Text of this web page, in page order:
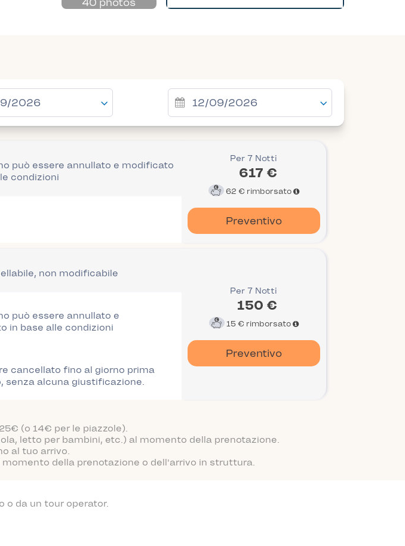
40 photos
può essere annullato e modificato
condizioni
Per 7 Notti
617 €
62 € rimborsato
Preventivo
non modificabile
può essere annullato e
in base alle condizioni
cancellato fino al giorno prima
senza alcuna giustificazione.
Per 7 Notti
150 €
15 € rimborsato
Preventivo
(o 14€ per le piazzole).
letto per bambini, etc.) al momento della prenotazione.
al tuo arrivo.
della prenotazione o dell'arrivo in struttura.
o da un tour operator.